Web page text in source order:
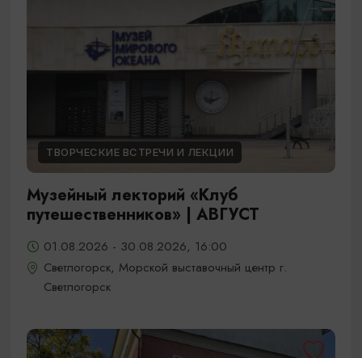
ТВОРЧЕСКИЕ ВСТРЕЧИ И ЛЕКЦИИ
Музейный лекторий «Клуб
путешественников» | АВГУСТ
01.08.2026 - 30.08.2026, 16:00
Светлогорск, Морской выставочный центр г.
Светлогорск